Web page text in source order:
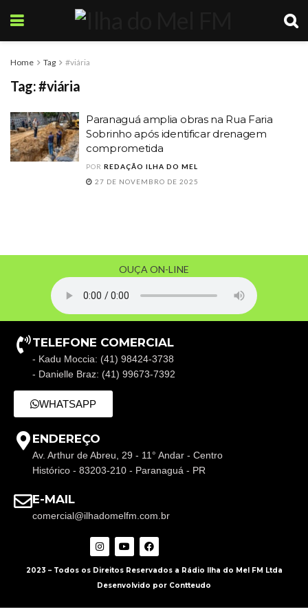
Home Tag #viária
Tag:#viária
Paranaguá amplia obras na Rua Faria
Sobrinho após identificar drenagem
comprometida
POR REDAÇÃO ILHA DO MEL
27 DE NOVEMBRO DE 2025
OUÇA ON-LINE
TELEFONE COMERCIAL
- Kadu Moccia: (41) 98424-3738
- Danielle Braz: (41) 99673-7392
WHATSAPP
ENDEREÇO
Av. Arthur de Abreu, 29 - 11° Andar - Centro
Histórico - 83203-210 - Paranaguá - PR
E-MAIL
comercial@ilhadomelfm.com.br
2023 – Todos os Direitos Reservados a Rádio Ilha do Mel FM Ltda
Desenvolvido por Contteudo